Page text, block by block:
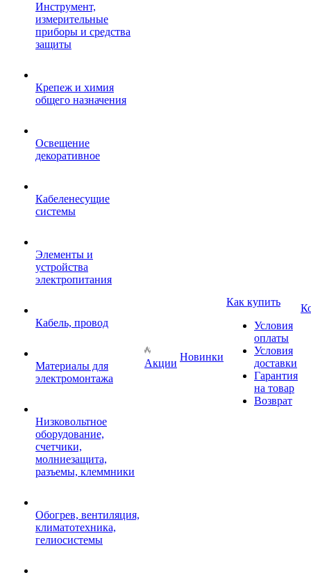
Инструмент,
измерительные
приборы и средства
защиты
Крепеж и химия
общего назначения
Освещение
декоративное
Кабеленесущие
системы
Элементы и
устройства
электропитания
Кабель, провод
Материалы для
электромонтажа
Низковольтное
оборудование,
счетчики,
молниезащита,
разъемы, клеммники
Обогрев, вентиляция,
климатотехника,
гелиосистемы
Акции
Новинки
Как купить
Условия
оплаты
Условия
доставки
Гарантия
на товар
Возврат